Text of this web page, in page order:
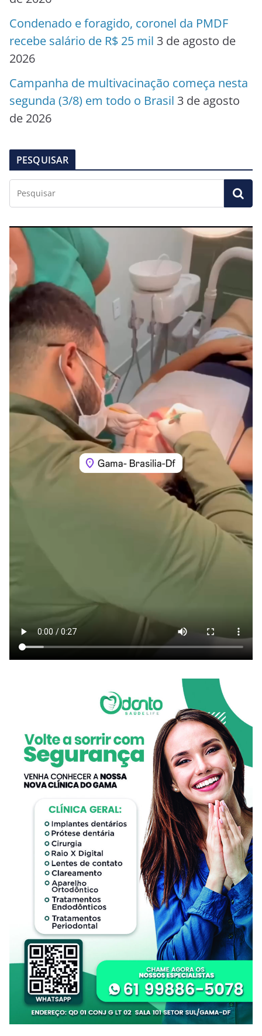
Condenado e foragido, coronel da PMDF
recebe salário de R$ 25 mil 3 de agosto de
2026
Campanha de multivacinação começa nesta
segunda (3/8) em todo o Brasil 3 de agosto
de 2026
PESQUISAR